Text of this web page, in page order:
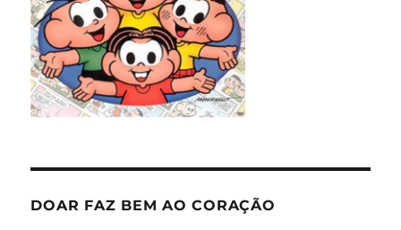
DOAR FAZ BEM AO CORAÇÃO